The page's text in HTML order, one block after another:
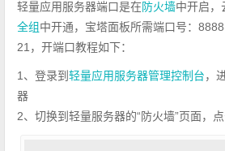
轻量应用服务器端口是在防火墙中开启，
全组中开通，宝塔面板所需端口号：
21，开端口教程如下：
1、登录到 轻量应用服务器管理控制台，
器
2、切换到轻量服务器的“防火墙”页面，点